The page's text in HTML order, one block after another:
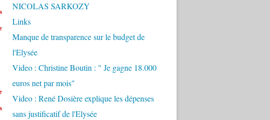
NICOLAS SARKOZY
Links
Manque de transparence sur le budget de
l'Elysée
Video : Christine Boutin : " Je gagne 18.000
euros net par mois"
Video : René Dosière explique les dépenses
sans justificatif de l'Elysée